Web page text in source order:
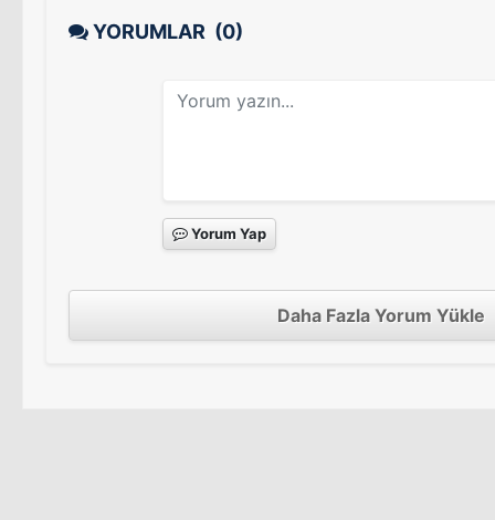
YORUMLAR (0)
Yorum Yap
Daha Fazla Yorum Yükle